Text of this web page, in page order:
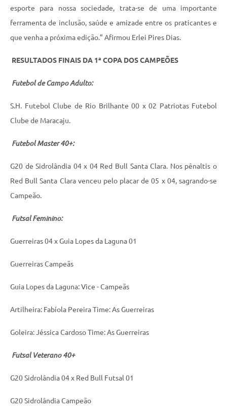
esporte para nossa sociedade, trata-se de uma importante
ferramenta de inclusão, saúde e amizade entre os praticantes e
que venha a próxima edição.” Afirmou Erlei Pires Dias.
RESULTADOS FINAIS DA 1ª COPA DOS CAMPEÕES
Futebol de Campo Adulto:
S.H. Futebol Clube de Rio Brilhante 00 x 02 Patriotas Futebol
Clube de Maracaju.
Futebol Master 40+:
G20 de Sidrolândia 04 x 04 Red Bull Santa Clara. Nos pênaltis o
Red Bull Santa Clara venceu pelo placar de 05 x 04, sagrando-se
Campeão.
Futsal Feminino:
Guerreiras 04 x Guia Lopes da Laguna 01
Guerreiras Campeãs
Guia Lopes da Laguna: Vice - Campeãs
Artilheira: Fabíola Pereira Time: As Guerreiras
Goleira: Jéssica Cardoso Time: As Guerreiras
Futsal Veterano 40+
G20 Sidrolândia 04 x Red Bull Futsal 01
G20 Sidrolândia Campeão